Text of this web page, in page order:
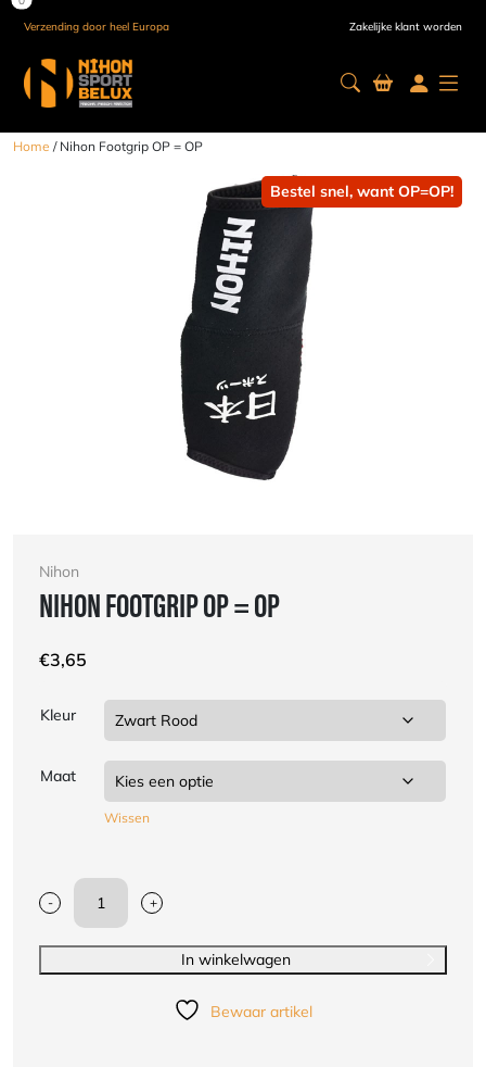
Verzending door heel Europa Gespreid betalen tegen 0% rente
Zakelijke klant worden
Home / Nihon Footgrip OP = OP
Bestel snel, want OP=OP!
Nihon
NIHON FOOTGRIP OP = OP
€3,65
Kleur
Maat
Wissen
-
Nihon
+
In winkelwagen
Bewaar artikel